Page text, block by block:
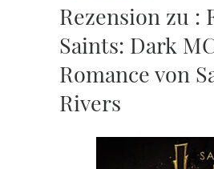
Rezension zu :
Saints: Dark
Romance von
Rivers